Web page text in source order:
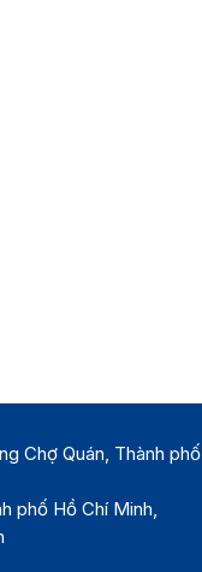
Chợ Quán, Thành phố
phố Hồ Chí Minh,